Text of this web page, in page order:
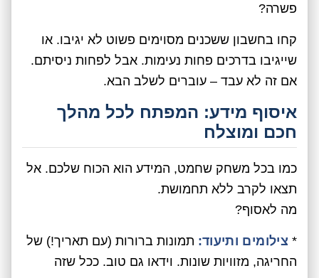
פשרה?
קחו בחשבון ששכנים מסוימים פשוט לא יגיבו. או
שייגיבו בדרכים פחות נעימות. אבל לפחות ניסיתם.
אם זה לא עבד – עוברים לשלב הבא.
איסוף מידע: המפתח לכל מהלך
חכם ומוצלח
כמו בכל משחק שחמט, המידע הוא הכוח שלכם. אל
תצאו לקרב ללא תחמושת.
מה לאסוף?
* צילומים ותיעוד: תמונות ברורות (עם תאריך!) של
החריגה, מזוויות שונות. וידאו גם טוב. ככל שזה